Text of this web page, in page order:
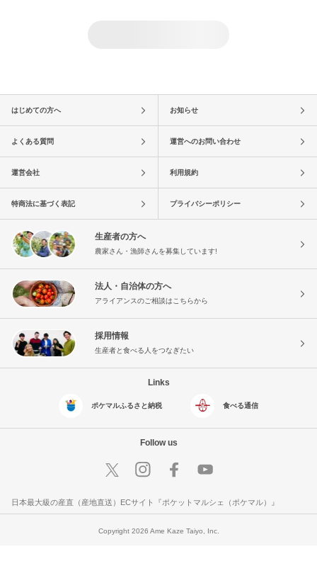
はじめての方へ お知らせ
よくある質問 運営へのお問い合わせ
運営会社 利用規約
特商法に基づく表記 プライバシーポリシー
生産者の方へ
農家さん・漁師さんを募集しています!
法人・自治体の方へ
アライアンスのご相談はこちらから
採用情報
生産者と食べる人をつなぎたい
Links
ポケマルふるさと納税 食べる通信
Follow us
日本最大級の産直（産地直送）ECサイト『ポケットマルシェ（ポケマル）』
Copyright 2026 Ame Kaze Taiyo, Inc.